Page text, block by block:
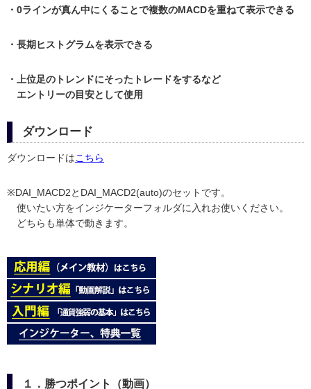
・0ラインが真ん中にくることで複数のMACDを重ねて表示できる
・長期ヒストグラムを表示できる
・上位足のトレンドにそったトレードをするなど
エントリーの目安として使用
ダウンロード
ダウンロードはこちら
※DAI_MACD2とDAI_MACD2(auto)のセットです。
使いたい方をインジケーターフォルダに入れお使いください。
どちらも単体で動きます。
１．勝つポイント（動画）